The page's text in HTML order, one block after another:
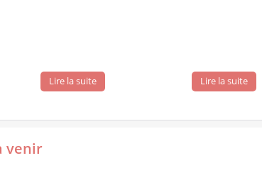
Lire la suite Lire la suite
venir